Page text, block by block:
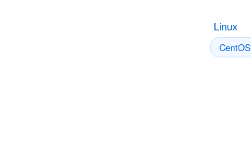
Linux
CentOS